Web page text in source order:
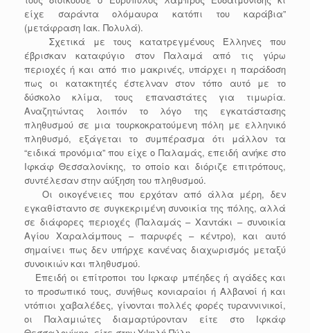
είχε σαράντα ολόμαυρα κατόπι του καράβια”
(μετάφραση Ιακ. Πολυλά).
Σχετικά με τους κατατρεγμένους Έλληνες που
έβρισκαν καταφύγιο στον Παλαμά από τις γύρω
περιοχές ή και από πιο μακρινές, υπάρχει η παράδοση
πως οι κατακτητές έστελναν στον τόπο αυτό με το
δύσκολο κλίμα, τους επαναστάτες για τιμωρία.
Αναζητώντας λοιπόν το λόγο της εγκατάστασης
πληθυσμού σε μια τουρκοκρατούμενη πόλη με ελληνικό
πληθυσμό, εξάγεται το συμπέρασμα ότι μάλλον τα
“ειδικά προνόμια” που είχε ο Παλαμάς, επειδή ανήκε στο
Ιφκάφ Θεσσαλονίκης, το οποίο και διόριζε επιτρόπους,
συντέλεσαν στην αύξηση του πληθυσμού.
Οι οικογένειες που ερχόταν από άλλα μέρη, δεν
εγκαθίσταντο σε συγκεκριμένη συνοικία της πόλης, αλλά
σε διάφορες περιοχές (Παλαμάς – Χαντάκι – συνοικία
Αγίου Χαραλάμπους – παρυφές – κέντρο), και αυτό
σημαίνει πως δεν υπήρχε κανένας διαχωρισμός μεταξύ
συνοικιών και πληθυσμού.
Επειδή οι επίτροποι του Ιφκαφ μπέηδες ή αγάδες και
το προσωπικό τους, συνήθως κονιαραίοι ή Αλβανοί ή και
ντόπιοι χαβαλέδες, γίνονται πολλές φορές τυραννινικοί,
οι Παλαμιώτες διαμαρτύρονταν είτε στο Ιφκάφ